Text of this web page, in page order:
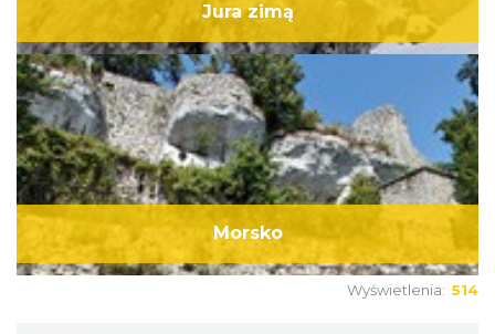
Jura zimą
Morsko
Wyświetlenia: 514